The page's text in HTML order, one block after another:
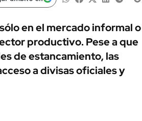
LIFESTYLE
AUTOS
en el mercado informal o
productivo. Pese a que
de estancamiento, las
a divisas oficiales y